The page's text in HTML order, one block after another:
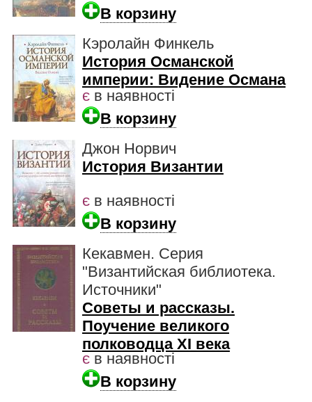
В корзину
Кэролайн Финкель
История Османской
империи: Видение Османа
є в наявності
В корзину
Джон Норвич
История Византии
є в наявності
В корзину
Кекавмен. Серия
"Византийская библиотека.
Источники"
Советы и рассказы.
Поучение великого
полководца XI века
є в наявності
В корзину